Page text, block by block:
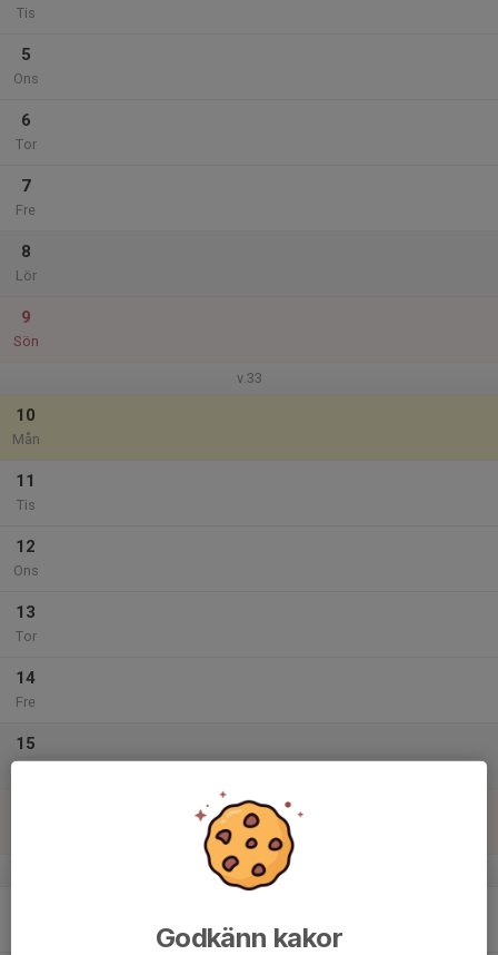
Tis
5
Ons
6
Tor
7
Fre
8
Lör
9
Sön
v.33
10
Mån
11
Tis
12
Ons
13
Tor
14
Fre
15
v.34
Godkänn kakor